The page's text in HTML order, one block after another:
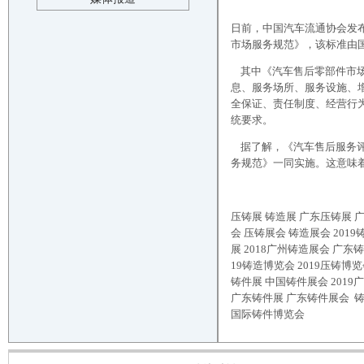
日前，中国汽车流通协会发
市场服务规范》，该标准由
其中《汽车售后零部件市
息、服务场所、服务设施、
全保证、责任制度、经营行
统要求。
据了解，《汽车售后服务
务规范》一同实施。这意味
压铸展 铸造展 广东压铸展
会 压铸展会 铸造展会 2019
展 2018广州 铸造展会 广东
19铸造博览会 2019压铸博
铸件展 中国铸件展会 2019
广东铸件展 广东铸件展会
国际铸件博览会